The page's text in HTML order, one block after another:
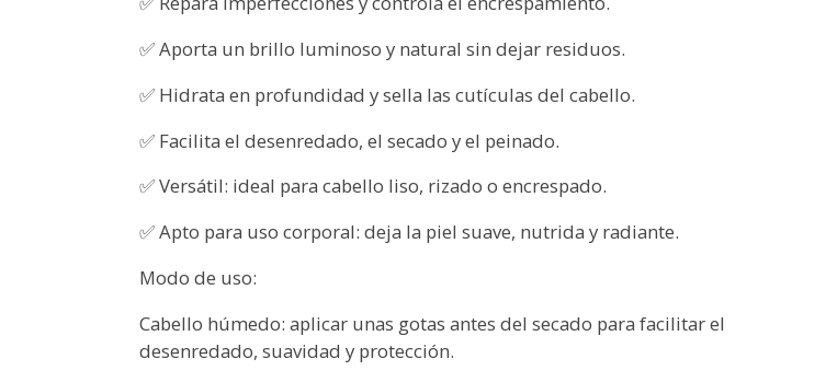
✅ Aporta un brillo luminoso y natural sin dejar residuos.
✅ Hidrata en profundidad y sella las cutículas del cabello.
✅ Facilita el desenredado, el secado y el peinado.
✅ Versátil: ideal para cabello liso, rizado o encrespado.
✅ Apto para uso corporal: deja la piel suave, nutrida y radiante.
Modo de uso:
Cabello húmedo: aplicar unas gotas antes del secado para facilitar el
desenredado, suavidad y protección.